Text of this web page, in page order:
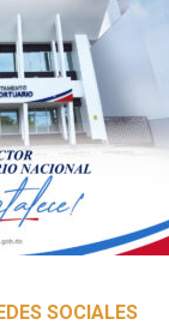
SOCIALES